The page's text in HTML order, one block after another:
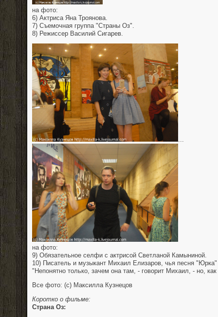
на фото:
6) Актриса Яна Троянова.
7) Съемочная группа "Страны Оз".
8) Режиссер Василий Сигарев.
...
на фото:
9) Обязательное селфи с актрисой Светланой Камыниной.
10) Писатель и музыкант Михаил Елизаров, чья песня
"Непонятно только, зачем она там, - говорит Михаил, - но,
Все фото: (с) Максилла Кузнецов
Коротко о фильме:
Страна Оз: